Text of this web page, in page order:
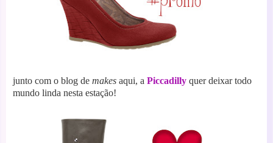
junto com o blog de makes aqui, a Piccadilly quer deixar todo
mundo linda nesta estação!